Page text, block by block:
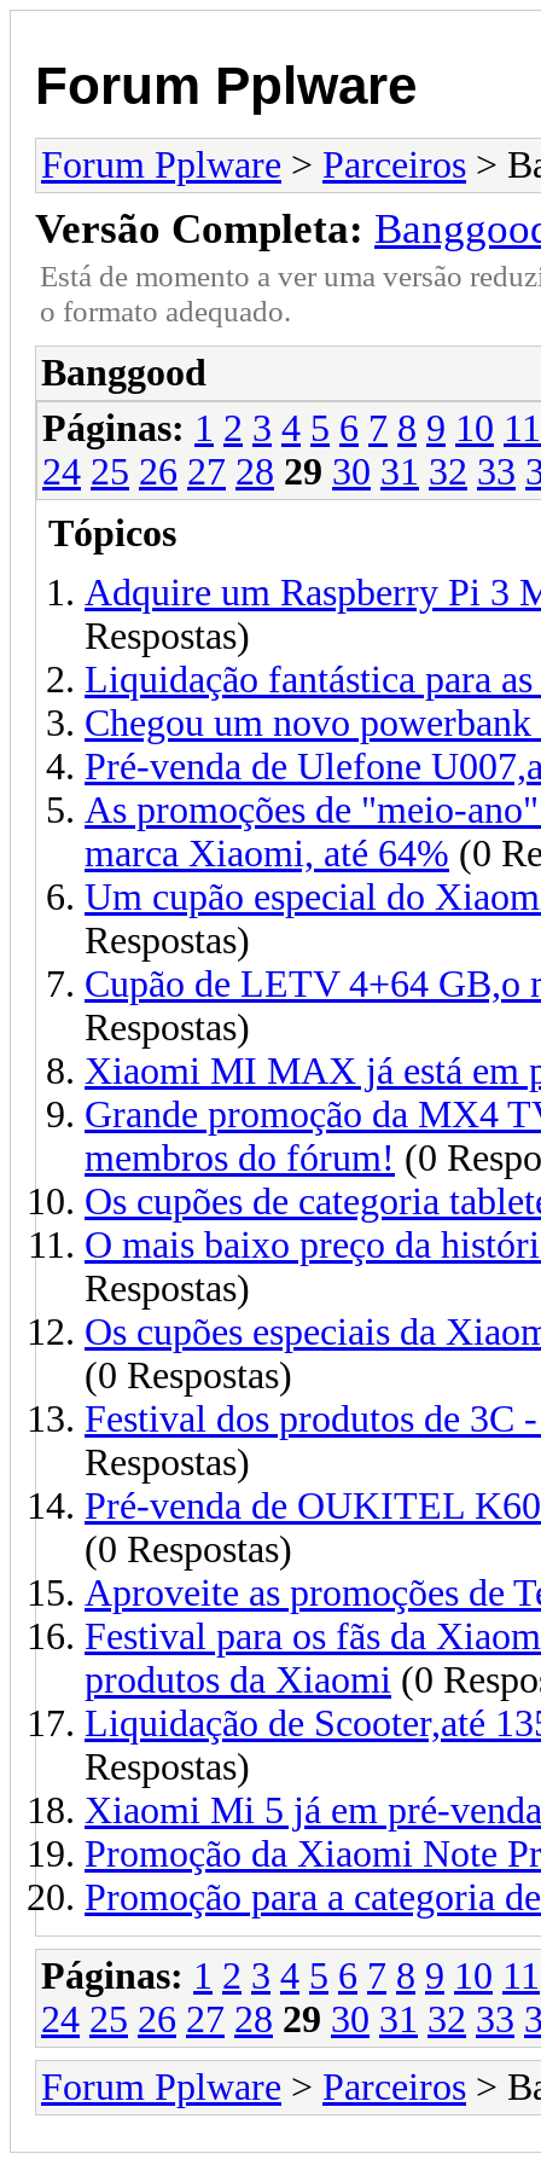
Forum Pplware
Forum Pplware > Parceiros >
Versão Completa:
Está de momento a ver uma versão
o formato adequado.
Banggood
Páginas: 1 2 3 4 5 6 7 8 9 10 11
24 25 26 27 28 29 30 31 32 33
Tópicos
Adquire um Raspberry Pi 3
Respostas)
Liquidação fantástica para
Chegou um novo
Pré-venda de Ulefone
As promoções de "meio-
marca Xiaomi, até 64% (0
Um cupão especial do
Respostas)
Cupão de LETV 4+64 GB,o
Respostas)
Xiaomi MI MAX já está em
Grande promoção da MX4
membros do fórum! (0
Os cupões de categoria
O mais baixo preço da
Respostas)
Os cupões especiais da
(0 Respostas)
Festival dos produtos de 3C
Respostas)
Pré-venda de OUKITEL
(0 Respostas)
Aproveite as promoções de
Festival para os fãs da
produtos da Xiaomi (0
Liquidação de Scooter,até
Respostas)
Xiaomi Mi 5 já em pré-
Promoção da Xiaomi Note
Promoção para a categoria
Páginas: 1 2 3 4 5 6 7 8 9 10 11
24 25 26 27 28 29 30 31 32 33
Forum Pplware > Parceiros >